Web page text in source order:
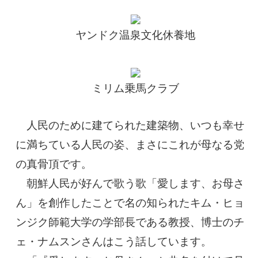
ヤンドク温泉文化休養地
ミリム乗馬クラブ
人民のために建てられた建築物、いつも幸せ
に満ちている人民の姿、まさにこれが母なる党
の真骨頂です。
朝鮮人民が好んで歌う歌「愛します、お母さ
ん」を創作したことで名の知られたキム・ヒョ
ンジク師範大学の学部長である教授、博士のチ
ェ・ナムスンさんはこう話しています。